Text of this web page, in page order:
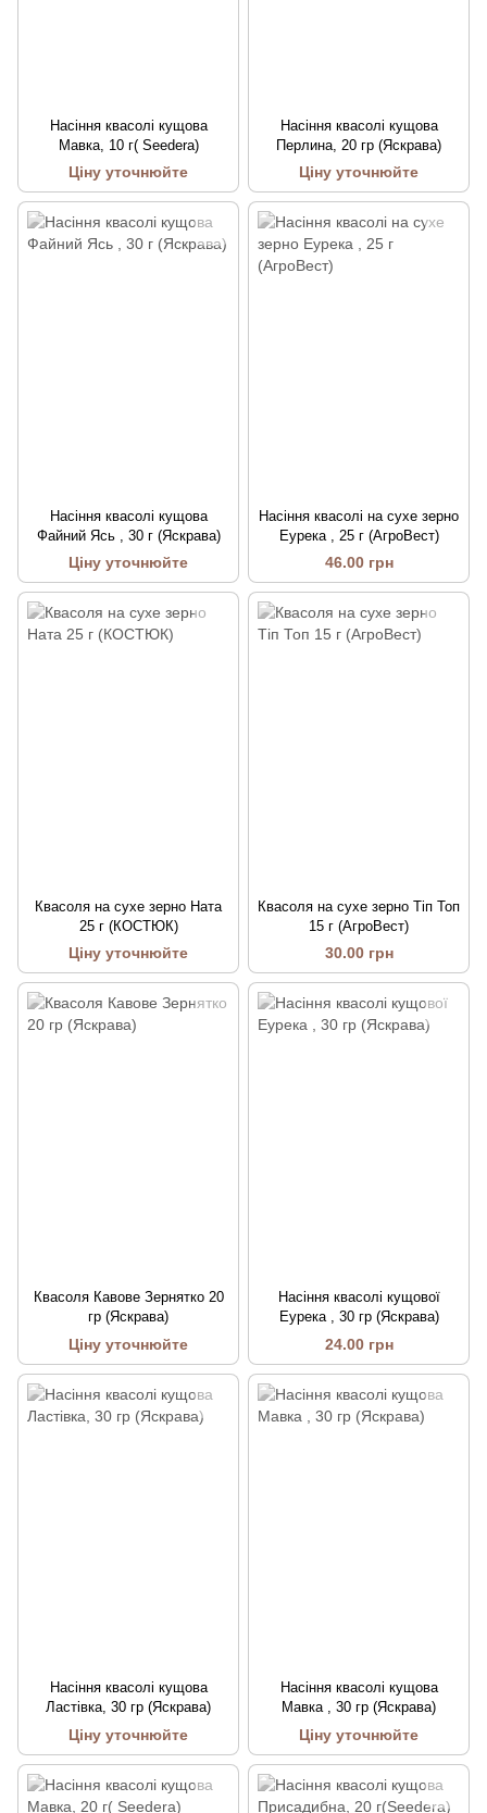
Насіння квасолі кущова
Мавка, 10 г( Seedera)
Ціну уточнюйте
Насіння квасолі кущова
Перлина, 20 гр (Яскрава)
Ціну уточнюйте
Насіння квасолі кущова
Файний Ясь , 30 г (Яскрава)
Ціну уточнюйте
Насіння квасолі на сухе зерно
Еурека , 25 г (АгроВест)
46.00 грн
Квасоля на сухе зерно Ната
25 г (КОСТЮК)
Ціну уточнюйте
Квасоля на сухе зерно Тіп Топ
15 г (АгроВест)
30.00 грн
Квасоля Кавове Зернятко 20
гр (Яскрава)
Ціну уточнюйте
Насіння квасолі кущової
Еурека , 30 гр (Яскрава)
24.00 грн
Насіння квасолі кущова
Ластівка, 30 гр (Яскрава)
Ціну уточнюйте
Насіння квасолі кущова
Мавка , 30 гр (Яскрава)
Ціну уточнюйте